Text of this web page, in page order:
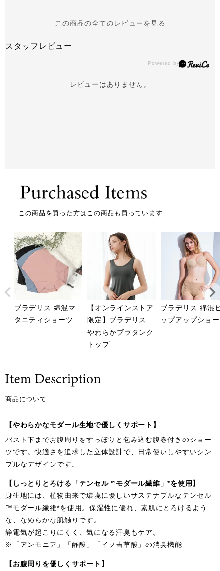
この商品の全てのレビューを見る
スタッフレビュー
レビューはありません。
この商品を買った方はこの商品も買っています
ブラデリス 綿混マ
タニティショーツ
【オンラインストア
限定】ブラデリス
やわらかブラタンク
トップ
ブラデリス 綿混
ップアップショ
商品について
【やわらかなモダール生地で優しくサポート】
バスト下までお腹周りをすっぽりと包み込む腹巻付きのショー
ツです。快適さを追求した立体設計で、日常使いしやすいシン
プルなデザインです。
【しっとりとろける「テンセル™モダール繊維」*を使用】
身生地には、植物由来で環境に優しいサステナブルなテンセル
™モダール繊維*を使用。保湿性に優れ、素肌にとろけるよう
な、なめらかな肌触りです。
静電気が起こりにくく、気になる汗臭もケア。
※「アンモニア」「酢酸」「イソ吉草酸」の消臭機能
【お腹周りを優しくサポート】